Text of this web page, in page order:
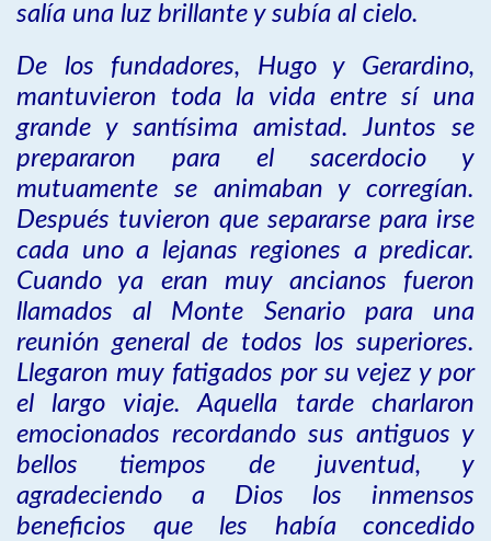
salía una luz brillante y subía al cielo.
De los fundadores, Hugo y Gerardino,
mantuvieron toda la vida entre sí una
grande y santísima amistad. Juntos se
prepararon para el sacerdocio y
mutuamente se animaban y corregían.
Después tuvieron que separarse para irse
cada uno a lejanas regiones a predicar.
Cuando ya eran muy ancianos fueron
llamados al Monte Senario para una
reunión general de todos los superiores.
Llegaron muy fatigados por su vejez y por
el largo viaje. Aquella tarde charlaron
emocionados recordando sus antiguos y
bellos tiempos de juventud, y
agradeciendo a Dios los inmensos
beneficios que les había concedido